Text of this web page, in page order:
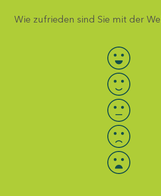
Wie zufrieden sind Sie mit der
Bewertung